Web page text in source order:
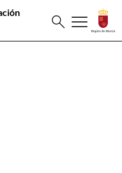
Buscar
search menu